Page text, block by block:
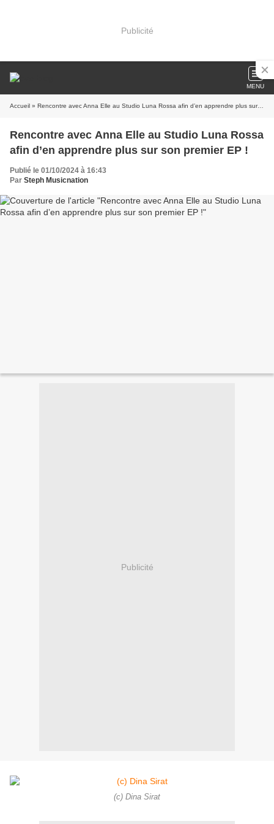
Publicité
MENU
Accueil » Rencontre avec Anna Elle au Studio Luna Rossa afin d’en apprendre plus sur son premier EP !
Rencontre avec Anna Elle au Studio Luna Rossa
afin d’en apprendre plus sur son premier EP !
Publié le 01/10/2024 à 16:43
Par Steph Musicnation
Publicité
(c) Dina Sirat